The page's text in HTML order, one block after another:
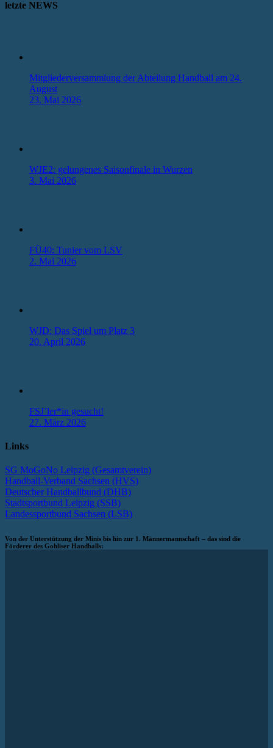
letzte NEWS
Mitgliederversammlung der Abteilung Handball am 24.
August
23. Mai 2026
WJE2: gelungenes Saisonfinale in Wurzen
3. Mai 2026
FÜ40: Tunier vom LSV
2. Mai 2026
WJD: Das Spiel um Platz 3
20. April 2026
FSJ’ler*in gesucht!
27. März 2026
Links
SG MoGoNo Leipzig (Gesamtverein)
Handball-Verband Sachsen (HVS)
Deutscher Handballbund (DHB)
Stadtsportbund Leipzig (SSB)
Landessportbund Sachsen (LSB)
Von der Unterstützung der Minis bis hin zur 1. Männermannschaft – das sind die
Förderer des Gohliser Handballs: